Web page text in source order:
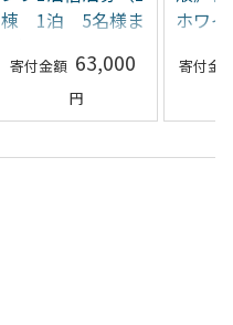
棟 1泊 5名様ま
63,000
ホワ
60g (